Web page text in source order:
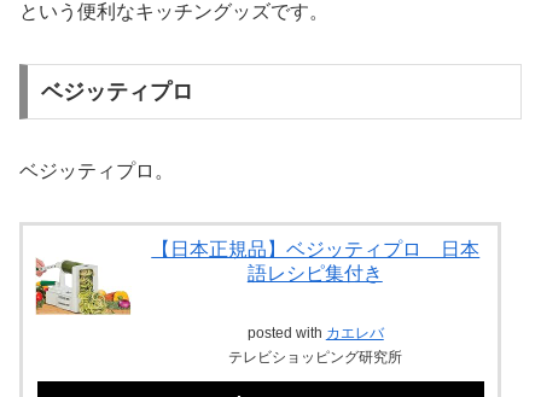
という便利なキッチングッズです。
ベジッティプロ
ベジッティプロ。
【日本正規品】ベジッティプロ 日本
語レシピ集付き
posted with カエレバ
テレビショッピング研究所